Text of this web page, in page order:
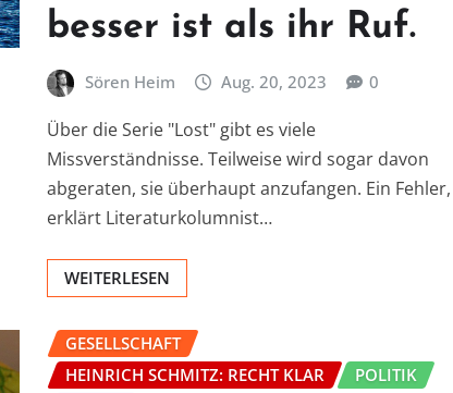
besser ist als ihr Ruf.
Sören Heim Aug. 20, 2023 0
Über die Serie "Lost" gibt es viele
Missverständnisse. Teilweise wird sogar davon
abgeraten, sie überhaupt anzufangen. Ein Fehler,
erklärt Literaturkolumnist…
WEITERLESEN
GESELLSCHAFT
HEINRICH SCHMITZ: RECHT KLAR
POLITIK